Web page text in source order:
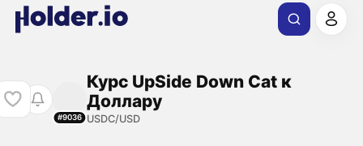
#9036
Курс UpSide Down Cat к
Доллару
USDC/USD